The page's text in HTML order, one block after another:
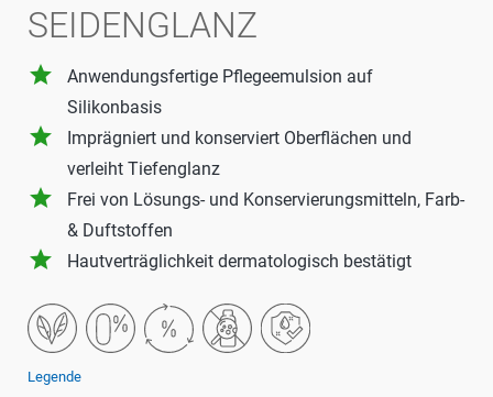
SEIDENGLANZ
grade
Anwendungsfertige Pflegeemulsion auf
Silikonbasis
grade
Imprägniert und konserviert Oberflächen und
verleiht Tiefenglanz
grade
Frei von Lösungs- und Konservierungsmitteln, Farb-
& Duftstoffen
grade Hautverträglichkeit dermatologisch bestätigt
Legende